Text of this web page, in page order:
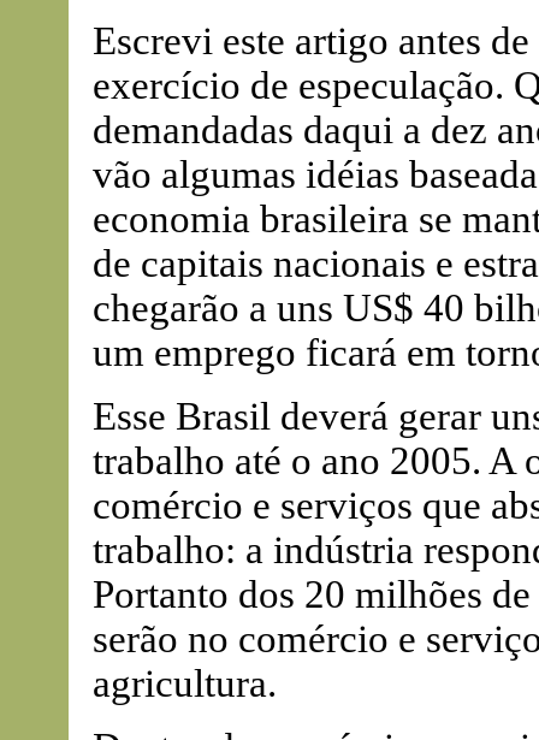
Escrevi este artigo antes
exercício de especulação.
demandadas daqui a dez
vão algumas idéias
economia brasileira se
de capitais nacionais e
chegarão a uns US$ 40
um emprego ficará em
Esse Brasil deverá gerar
trabalho até o ano 2005. A
comércio e serviços que
trabalho: a indústria
Portanto dos 20 milhões
serão no comércio e
agricultura.